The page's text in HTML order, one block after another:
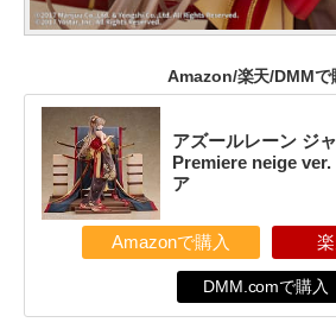
Amazon/楽天/DMMで
アズールレーン ジ
Premiere neige ver.
ア
Amazonで購入
DMM.comで購入